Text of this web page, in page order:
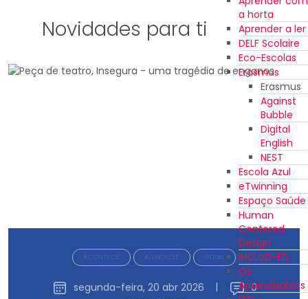
a horta
Aprender a ler
DELF Scolaire
Eco-Escolas
Erasmus
Erasmus
Against
Bubble
Digital
English
NEST
Escola Azul
eTwinning
Espaço Saúde
Human
Centered
Design
INCLUD-ED
Os
Aprendisábios
Novidades para ti
ACONTECE ALUNOS/EE GERAL
segunda-feira, 20 abr 2026 |
0